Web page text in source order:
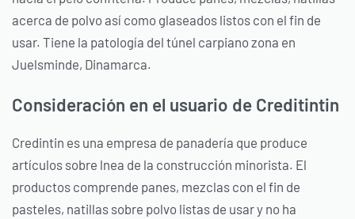
acerca de polvo así­ como glaseados listos con el fin de
usar. Tiene la patologí­a del túnel carpiano zona en
Juelsminde, Dinamarca.
Consideración en el usuario de Creditintin
Credintin es una empresa de panadería que produce
artículos sobre lnea de la construcción minorista. El
productos comprende panes, mezclas con el fin de
pasteles, natillas sobre polvo listas de usar y no ha